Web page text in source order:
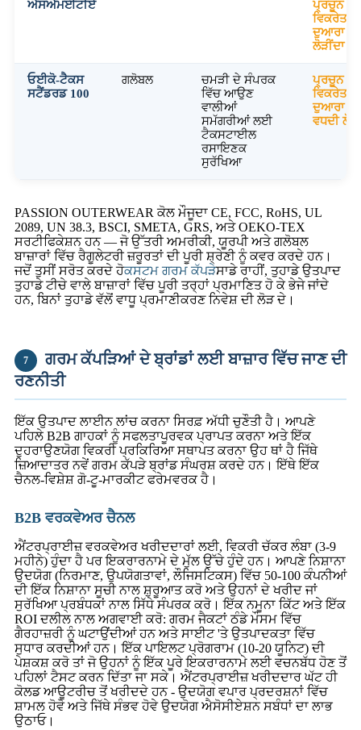
ਐਸਐਮਈਟੀਏ
ਪ੍ਰਚੂਨ
ਵਿਕਰੇਤਾਵਾਂ
ਦੁਆਰਾ
ਲੋੜੀਂਦਾ
ਓਈਕੋ-ਟੈਕਸ
ਸਟੈਂਡਰਡ 100
ਗਲੋਬਲ
ਚਮੜੀ ਦੇ ਸੰਪਰਕ
ਵਿੱਚ ਆਉਣ
ਵਾਲੀਆਂ
ਸਮੱਗਰੀਆਂ ਲਈ
ਟੈਕਸਟਾਈਲ
ਰਸਾਇਣਕ
ਸੁਰੱਖਿਆ
ਪ੍ਰਚੂਨ
ਵਿਕਰੇਤਾਵਾਂ
ਦੁਆਰਾ
ਵਧਦੀ ਲੋੜ
PASSION OUTERWEAR ਕੋਲ ਮੌਜੂਦਾ CE, FCC, RoHS, UL
2089, UN 38.3, BSCI, SMETA, GRS, ਅਤੇ OEKO-TEX
ਸਰਟੀਫਿਕੇਸ਼ਨ ਹਨ — ਜੋ ਉੱਤਰੀ ਅਮਰੀਕੀ, ਯੂਰਪੀ ਅਤੇ ਗਲੋਬਲ
ਬਾਜ਼ਾਰਾਂ ਵਿੱਚ ਰੈਗੂਲੇਟਰੀ ਜ਼ਰੂਰਤਾਂ ਦੀ ਪੂਰੀ ਸ਼੍ਰੇਣੀ ਨੂੰ ਕਵਰ ਕਰਦੇ ਹਨ।
ਜਦੋਂ ਤੁਸੀਂ ਸਰੋਤ ਕਰਦੇ ਹੋਕਸਟਮ ਗਰਮ ਕੱਪੜੇਸਾਡੇ ਰਾਹੀਂ, ਤੁਹਾਡੇ ਉਤਪਾਦ
ਤੁਹਾਡੇ ਟੀਚੇ ਵਾਲੇ ਬਾਜ਼ਾਰਾਂ ਵਿੱਚ ਪੂਰੀ ਤਰ੍ਹਾਂ ਪ੍ਰਮਾਣਿਤ ਹੋ ਕੇ ਭੇਜੇ ਜਾਂਦੇ
ਹਨ, ਬਿਨਾਂ ਤੁਹਾਡੇ ਵੱਲੋਂ ਵਾਧੂ ਪ੍ਰਮਾਣੀਕਰਣ ਨਿਵੇਸ਼ ਦੀ ਲੋੜ ਦੇ।
7
ਗਰਮ ਕੱਪੜਿਆਂ ਦੇ ਬ੍ਰਾਂਡਾਂ ਲਈ ਬਾਜ਼ਾਰ ਵਿੱਚ ਜਾਣ ਦੀ
ਰਣਨੀਤੀ
ਇੱਕ ਉਤਪਾਦ ਲਾਈਨ ਲਾਂਚ ਕਰਨਾ ਸਿਰਫ਼ ਅੱਧੀ ਚੁਣੌਤੀ ਹੈ। ਆਪਣੇ
ਪਹਿਲੇ B2B ਗਾਹਕਾਂ ਨੂੰ ਸਫਲਤਾਪੂਰਵਕ ਪ੍ਰਾਪਤ ਕਰਨਾ ਅਤੇ ਇੱਕ
ਦੁਹਰਾਉਣਯੋਗ ਵਿਕਰੀ ਪ੍ਰਕਿਰਿਆ ਸਥਾਪਤ ਕਰਨਾ ਉਹ ਥਾਂ ਹੈ ਜਿੱਥੇ
ਜ਼ਿਆਦਾਤਰ ਨਵੇਂ ਗਰਮ ਕੱਪੜੇ ਬ੍ਰਾਂਡ ਸੰਘਰਸ਼ ਕਰਦੇ ਹਨ। ਇੱਥੇ ਇੱਕ
ਚੈਨਲ-ਵਿਸ਼ੇਸ਼ ਗੋ-ਟੂ-ਮਾਰਕੀਟ ਫਰੇਮਵਰਕ ਹੈ।
B2B ਵਰਕਵੇਅਰ ਚੈਨਲ
ਐਂਟਰਪ੍ਰਾਈਜ਼ ਵਰਕਵੇਅਰ ਖਰੀਦਦਾਰਾਂ ਲਈ, ਵਿਕਰੀ ਚੱਕਰ ਲੰਬਾ (3-9
ਮਹੀਨੇ) ਹੁੰਦਾ ਹੈ ਪਰ ਇਕਰਾਰਨਾਮੇ ਦੇ ਮੁੱਲ ਉੱਚੇ ਹੁੰਦੇ ਹਨ। ਆਪਣੇ ਨਿਸ਼ਾਨਾ
ਉਦਯੋਗ (ਨਿਰਮਾਣ, ਉਪਯੋਗਤਾਵਾਂ, ਲੌਜਿਸਟਿਕਸ) ਵਿੱਚ 50-100 ਕੰਪਨੀਆਂ
ਦੀ ਇੱਕ ਨਿਸ਼ਾਨਾ ਸੂਚੀ ਨਾਲ ਸ਼ੁਰੂਆਤ ਕਰੋ ਅਤੇ ਉਹਨਾਂ ਦੇ ਖਰੀਦ ਜਾਂ
ਸੁਰੱਖਿਆ ਪ੍ਰਬੰਧਕਾਂ ਨਾਲ ਸਿੱਧੇ ਸੰਪਰਕ ਕਰੋ। ਇੱਕ ਨਮੂਨਾ ਕਿੱਟ ਅਤੇ ਇੱਕ
ROI ਦਲੀਲ ਨਾਲ ਅਗਵਾਈ ਕਰੋ: ਗਰਮ ਜੈਕਟਾਂ ਠੰਡੇ ਮੌਸਮ ਵਿੱਚ
ਗੈਰਹਾਜ਼ਰੀ ਨੂੰ ਘਟਾਉਂਦੀਆਂ ਹਨ ਅਤੇ ਸਾਈਟ 'ਤੇ ਉਤਪਾਦਕਤਾ ਵਿੱਚ
ਸੁਧਾਰ ਕਰਦੀਆਂ ਹਨ। ਇੱਕ ਪਾਇਲਟ ਪ੍ਰੋਗਰਾਮ (10-20 ਯੂਨਿਟ) ਦੀ
ਪੇਸ਼ਕਸ਼ ਕਰੋ ਤਾਂ ਜੋ ਉਹਨਾਂ ਨੂੰ ਇੱਕ ਪੂਰੇ ਇਕਰਾਰਨਾਮੇ ਲਈ ਵਚਨਬੱਧ ਹੋਣ ਤੋਂ
ਪਹਿਲਾਂ ਟੈਸਟ ਕਰਨ ਦਿੱਤਾ ਜਾ ਸਕੇ। ਐਂਟਰਪ੍ਰਾਈਜ਼ ਖਰੀਦਦਾਰ ਘੱਟ ਹੀ
ਕੋਲਡ ਆਊਟਰੀਚ ਤੋਂ ਖਰੀਦਦੇ ਹਨ - ਉਦਯੋਗ ਵਪਾਰ ਪ੍ਰਦਰਸ਼ਨਾਂ ਵਿੱਚ
ਸ਼ਾਮਲ ਹੋਵੋ ਅਤੇ ਜਿੱਥੇ ਸੰਭਵ ਹੋਵੇ ਉਦਯੋਗ ਐਸੋਸੀਏਸ਼ਨ ਸਬੰਧਾਂ ਦਾ ਲਾਭ
ਉਠਾਓ।